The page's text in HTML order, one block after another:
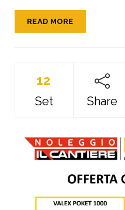
READ MORE
12
Set Share